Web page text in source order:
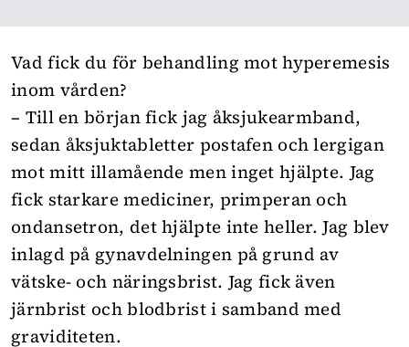
Vad fick du för behandling mot hyperemesis
inom vården?
– Till en början fick jag åksjukearmband,
sedan åksjuktabletter postafen och lergigan
mot mitt illamående men inget hjälpte. Jag
fick starkare mediciner, primperan och
ondansetron, det hjälpte inte heller. Jag blev
inlagd på gynavdelningen på grund av
vätske- och näringsbrist. Jag fick även
järnbrist och blodbrist i samband med
graviditeten.